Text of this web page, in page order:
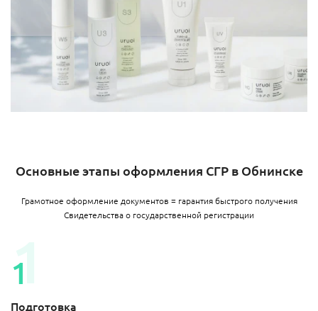
Основные этапы оформления СГР в Обнинске
Грамотное оформление документов = гарантия быстрого получения
Свидетельства о государственной регистрации
Подготовка